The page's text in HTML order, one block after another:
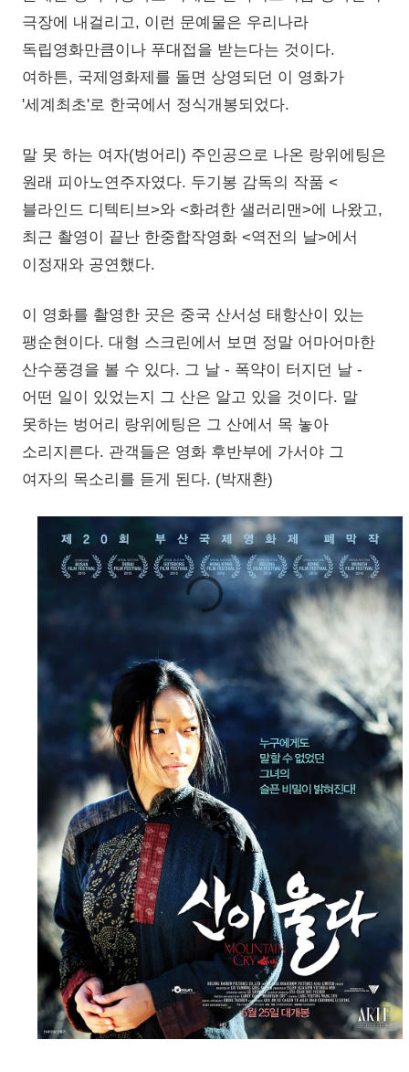
극장에 내걸리고, 이런 문예물은 우리나라
독립영화만큼이나 푸대접을 받는다는 것이다.
여하튼, 국제영화제를 돌면 상영되던 이 영화가
'세계최초'로 한국에서 정식개봉되었다.
말 못 하는 여자(벙어리) 주인공으로 나온 랑위에팅은
원래 피아노연주자였다. 두기봉 감독의 작품 <
블라인드 디텍티브>와 <화려한 샐러리맨>에 나왔고,
최근 촬영이 끝난 한중합작영화 <역전의 날>에서
이정재와 공연했다.
이 영화를 촬영한 곳은 중국 산서성 태항산이 있는
팽순현이다. 대형 스크린에서 보면 정말 어마어마한
산수풍경을 볼 수 있다. 그 날 - 폭약이 터지던 날 -
어떤 일이 있었는지 그 산은 알고 있을 것이다. 말
못하는 벙어리 랑위에팅은 그 산에서 목 놓아
소리지른다. 관객들은 영화 후반부에 가서야 그
여자의 목소리를 듣게 된다. (박재환)